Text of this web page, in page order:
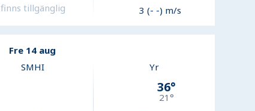
finns tillgänglig
3 (- -) m/s
Fre 14 aug
SMHI Yr
36°
21 °